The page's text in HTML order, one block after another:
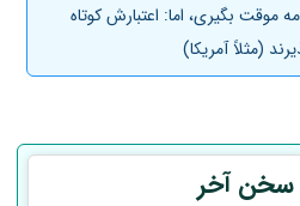
موقت بگیری، اما: اعتبارش کوتاه
(مثلاً آمریکا)
سخن آخر